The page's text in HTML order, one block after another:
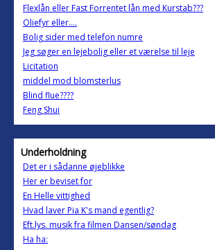
Flexlån eller Fast Forrentet lån med Kurstab???
Oliefyr eller....
Bolig sider med telefon numre
Jeg søger en lejebolig eller et værelse til leje
Licitation
middel mod blomsterlus
Blind flue????
Feng Shui
Underholdning
Det er i sådanne øjeblikke
Her er beviset for
En Helle vittighed
Hvad laver Pia K's mand egentlig?
Eft.lys. musik fra filmen Dansen/søndag
Ha ha: